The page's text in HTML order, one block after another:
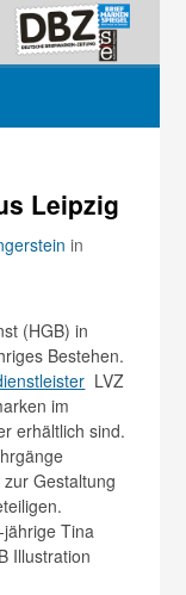
Leipzig
in
(HGB) in
Bestehen.
LVZ
im
erhältlich sind.
Gestaltung
Tina
Illustration